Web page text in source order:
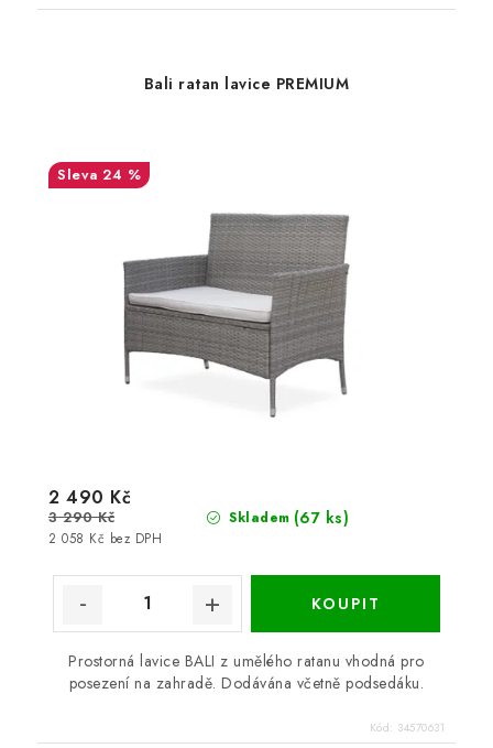
Bali ratan lavice PREMIUM
24 %
Skladem (67 ks)
2 058 Kč bez DPH
2 490 Kč
3 290 Kč
Prostorná lavice BALI z umělého ratanu vhodná pro
posezení na zahradě. Dodávána včetně podsedáku.
Kód: 34570631